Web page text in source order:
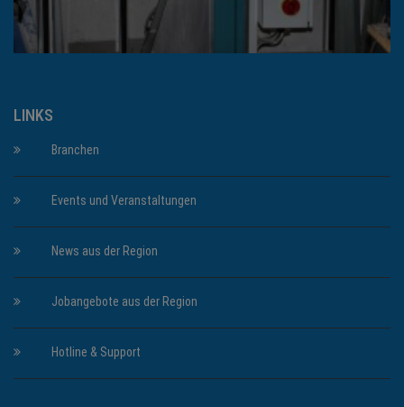
LINKS
Branchen
Events und Veranstaltungen
News aus der Region
Jobangebote aus der Region
Hotline & Support